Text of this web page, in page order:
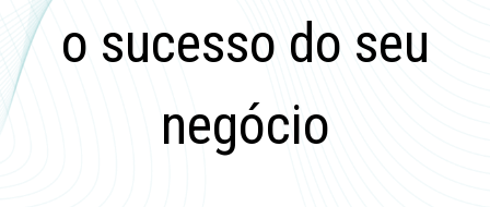
o sucesso do seu
negócio